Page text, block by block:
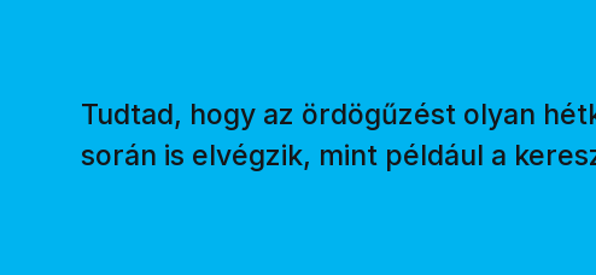
Tudtad, hogy az ördögűzést olyan
során is elvégzik, mint például a